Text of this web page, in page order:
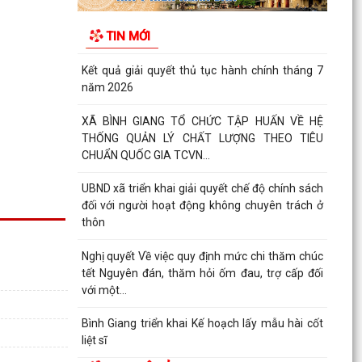
TIN MỚI
Về việc công khai danh mục thủ tục hành chính
chức...
Kết quả giải quyết thủ tục hành chính tháng 7
năm 2026
XÃ BÌNH GIANG TỔ CHỨC TẬP HUẤN VỀ HỆ
THỐNG QUẢN LÝ CHẤT LƯỢNG THEO TIÊU
CHUẨN QUỐC GIA TCVN...
UBND xã triển khai giải quyết chế độ chính sách
đối với người hoạt động không chuyên trách ở
thôn
Nghị quyết Về việc quy định mức chi thăm chúc
tết Nguyên đán, thăm hỏi ốm đau, trợ cấp đối
với một...
Bình Giang triển khai Kế hoạch lấy mẫu hài cốt
liệt sĩ